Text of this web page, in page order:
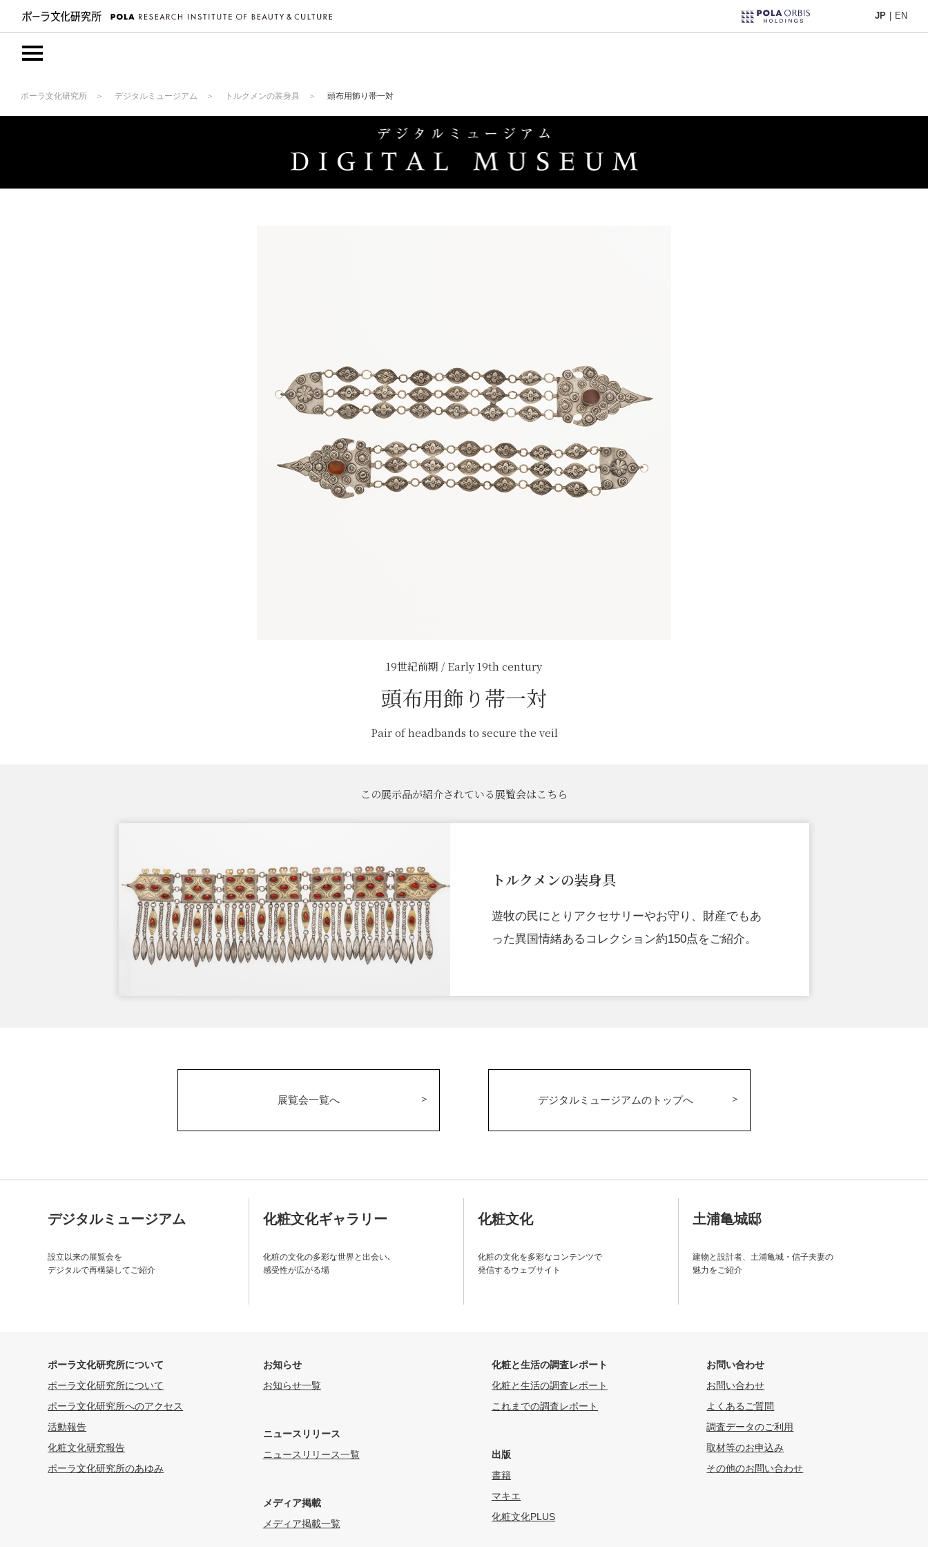
JP EN
ポーラ文化研究所 デジタルミュージアム トルクメンの装身具 頭布用飾り帯一対
19世紀前期 / Early 19th century
頭布用飾り帯一対
Pair of headbands to secure the veil
この展示品が紹介されている展覧会はこちら
トルクメンの装身具
遊牧の民にとりアクセサリーやお守り、財産でもあ
った異国情緒あるコレクション約150点をご紹介。
展覧会一覧へ デジタルミュージアムのトップへ
デジタルミュージアム
設立以来の展覧会を
デジタルで再構築してご紹介
化粧文化ギャラリー
化粧の文化の多彩な世界と出会い､
感受性が広がる場
化粧文化
化粧の文化を多彩なコンテンツで
発信するウェブサイト
土浦亀城邸
建物と設計者、土浦亀城・信子夫妻の
魅力をご紹介
ポーラ文化研究所について
ポーラ文化研究所について
ポーラ文化研究所へのアクセス
活動報告
化粧文化研究報告
ポーラ文化研究所のあゆみ
お知らせ
お知らせ一覧
ニュースリリース
ニュースリリース一覧
メディア掲載
メディア掲載一覧
化粧と生活の調査レポート
化粧と生活の調査レポート
これまでの調査レポート
出版
書籍
マキエ
化粧文化PLUS
お問い合わせ
お問い合わせ
よくあるご質問
調査データのご利用
取材等のお申込み
その他のお問い合わせ